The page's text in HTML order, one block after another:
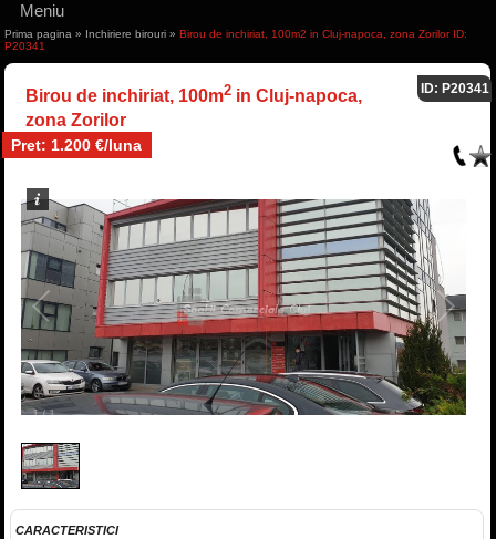
Meniu
Prima pagina » Inchiriere birouri » Birou de inchiriat, 100m2 in Cluj-napoca, zona Zorilor ID:
P20341
Birou de inchiriat, 100m2in Cluj-napoca,
zona Zorilor
Pret: 1.200 €/luna
ID: P20341
1/1
CARACTERISTICI